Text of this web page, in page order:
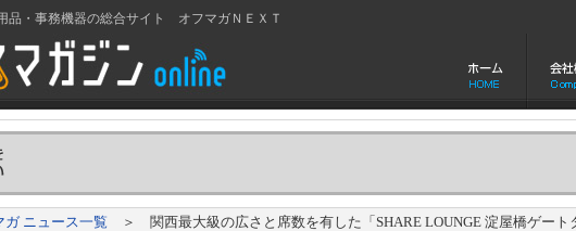
品・事務機器の総合サイト オフマガＮＥＸＴ
ガ ニュース一覧 ＞ 関西最大級の広さと席数を有した「SHARE LOUNGE 淀屋橋ゲート